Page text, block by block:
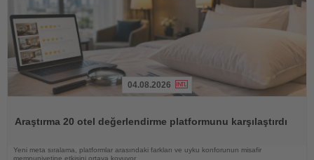
04.08.2026
Araştırma 20 otel değerlendirme platformunu karşılaştırdı
Yeni meta sıralama, platformlar arasındaki farkları ve uyku konforunun misafir
memnuniyetine etkisini ortaya koyuyor